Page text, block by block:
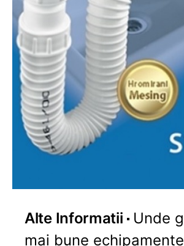
Alte Informatii
Unde
mai bune echipamente